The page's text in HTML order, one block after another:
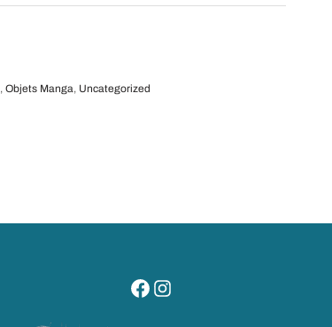
, Objets Manga, Uncategorized
visitez notre page facebook
suivez notre compte